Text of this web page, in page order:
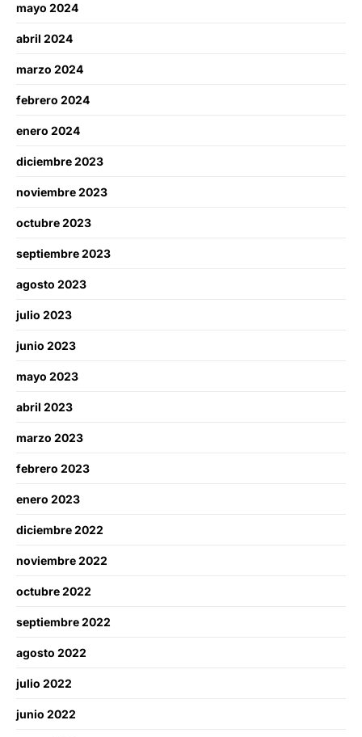
mayo 2024
abril 2024
marzo 2024
febrero 2024
enero 2024
diciembre 2023
noviembre 2023
octubre 2023
septiembre 2023
agosto 2023
julio 2023
junio 2023
mayo 2023
abril 2023
marzo 2023
febrero 2023
enero 2023
diciembre 2022
noviembre 2022
octubre 2022
septiembre 2022
agosto 2022
julio 2022
junio 2022